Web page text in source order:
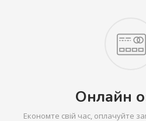
Онлайн
Економте свій час, оплачуйте